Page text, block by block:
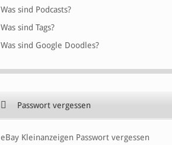
Was sind Podcasts?
Was sind Tags?
Was sind Google Doodles?
Passwort vergessen
eBay Kleinanzeigen Passwort vergessen